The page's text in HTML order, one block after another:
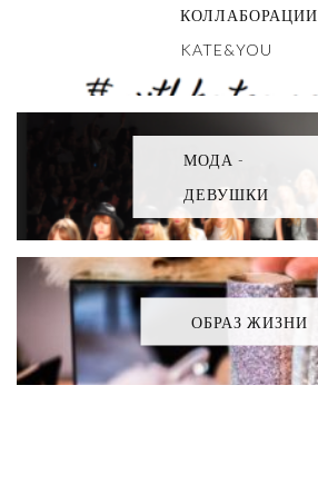
КОЛЛАБОРАЦИИ
KATE&YOU
МОДА -
ДЕВУШКИ
ОБРАЗ ЖИЗНИ